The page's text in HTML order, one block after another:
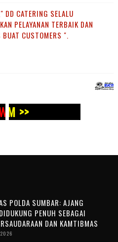
DD CATERING SELALU
PELAYANAN TERBAIK DAN
BUAT CUSTOMERS ".
POST.COM >>
>>
POLDA SUMBAR: AJANG
PENUH SEBAGAI
DAN KAMTIBMAS